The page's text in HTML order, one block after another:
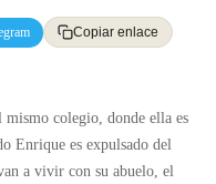
Copiar enlace
mismo colegio, donde ella es
Enrique es expulsado del
a vivir con su abuelo, el